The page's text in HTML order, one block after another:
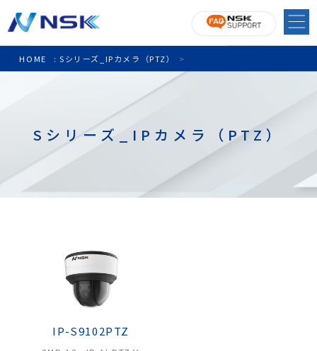
HOME >
: Sシリーズ_IPカメラ（PTZ）
Sシリーズ_IPカメラ（PTZ）
IP-S9102PTZ